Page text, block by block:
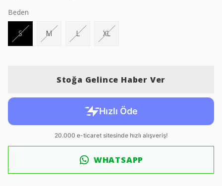
Beden
S M L XL
Stoğa Gelince Haber Ver
WHATSAPP